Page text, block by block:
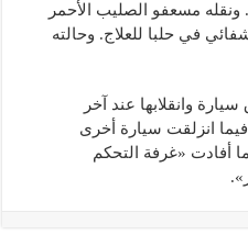
مسعفو الصليب الأحمر
في حلبا للعلاج. وحالته
وانقلابها عند آخر
فيما انزلقت سيارة أخرى
«غرفة التحكم